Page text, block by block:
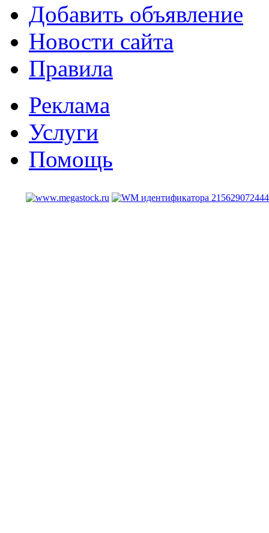
Добавить объявление
Новости сайта
Правила
Реклама
Услуги
Помощь